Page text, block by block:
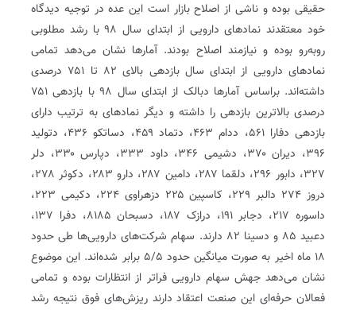
حقیقی بوده و ناشی از اصلاح بازار است این عده در توجیه دیدگاه
خود معتقدند نمادهای دارویی از ابتدای سال ۹۸ با رشد مطلوبی
روبه‌رو بوده و نیازمند اصلاح بودند. آمارها نشان می‌دهد تمامی
نمادهای دارویی از ابتدای سال بازدهی بالای ۸۲ تا ۷۵۱ درصدی
داشته‌اند. براساس آمارها دبالک از ابتدای سال ۹۸ با بازدهی ۷۵۱
درصدی بالاترین بازدهی را داشته و دیگر نمادهای به ترتیب دارای
بازدهی دفارا ۵۶۱، ددام ۴۶۳، دتماد ۴۵۹، دساتکو ۴۳۶، دتولید
۳۹۶، دیران ۳۷۰، دشیمی ۳۴۶، داود ۳۳۳، دپارس ۳۳۰، دلر
۳۲۷، دابور ۲۹۶، دلقما ۲۸۷، دامین ۲۸۷، دارو ۲۸۳، دکوثر ۲۷۸،
دروز ۲۷۴ دالبر ۲۲۹، کاسپین ۲۲۵ دزهراوی ۲۲۴، دکیمی ۲۲۳،
داسوره ۲۱۷، دجابر ۱۹۱، درازک ۱۸۷، دسبحان ۸۱۸۵، دفرا ۱۳۷،
دعبید ۸۵ و دسینا ۸۲ دارند. سهام شرکت‌های دارویی‌ها طی حدود
۱۸ ماه اخیر به صورت میانگین حدود ۵/۵ برابر شده‌اند. این موضوع
نشان می‌دهد جهش سهام دارویی فراتر از انتظارات بوده و تمامی
فعالان حرفه‌ای این صنعت اعتقاد دارند ریزش‌های فوق نتیجه رشد